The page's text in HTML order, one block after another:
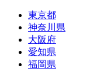
東京都
神奈川県
大阪府
愛知県
福岡県